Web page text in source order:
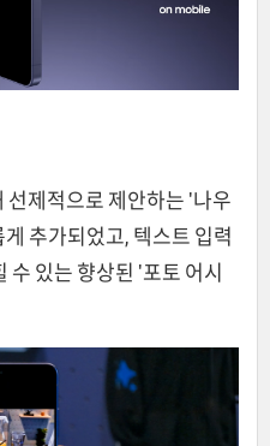
선제적으로 제안하는 '나우
게 추가되었고, 텍스트 입력
수 있는 향상된 '포토 어시